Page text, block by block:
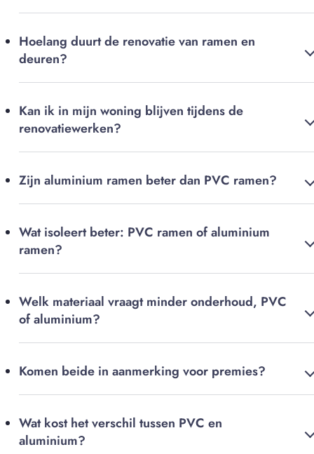
Hoelang duurt de renovatie van ramen en
deuren?
Kan ik in mijn woning blijven tijdens de
renovatiewerken?
Zijn aluminium ramen beter dan PVC ramen?
Wat isoleert beter: PVC ramen of aluminium
ramen?
Welk materiaal vraagt minder onderhoud, PVC
of aluminium?
Komen beide in aanmerking voor premies?
Wat kost het verschil tussen PVC en
aluminium?